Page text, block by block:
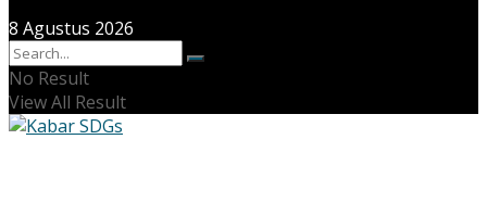
8 Agustus 2026
No Result
View All Result